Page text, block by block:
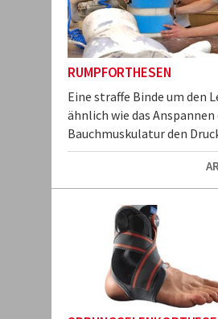
RUMPFORTHESEN
Eine straffe Binde um den
ähnlich wie das Anspannen
Bauchmuskulatur den